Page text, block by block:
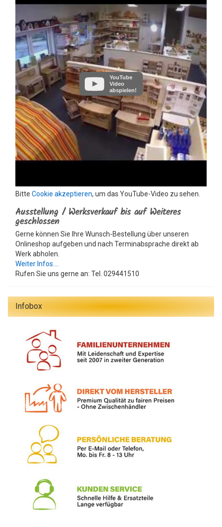
YouTube
Video
abspielen!
Bitte Cookie akzeptieren, um das YouTube-Video zu sehen.
Ausstellung / Werksverkauf bis auf Weiteres
geschlossen
Gerne können Sie Ihre Wunsch-Bestellung über unseren
Onlineshop aufgeben und nach Terminabsprache direkt ab
Werk abholen.
Weiter Infos....
Rufen Sie uns gerne an: Tel. 029441510
Infobox